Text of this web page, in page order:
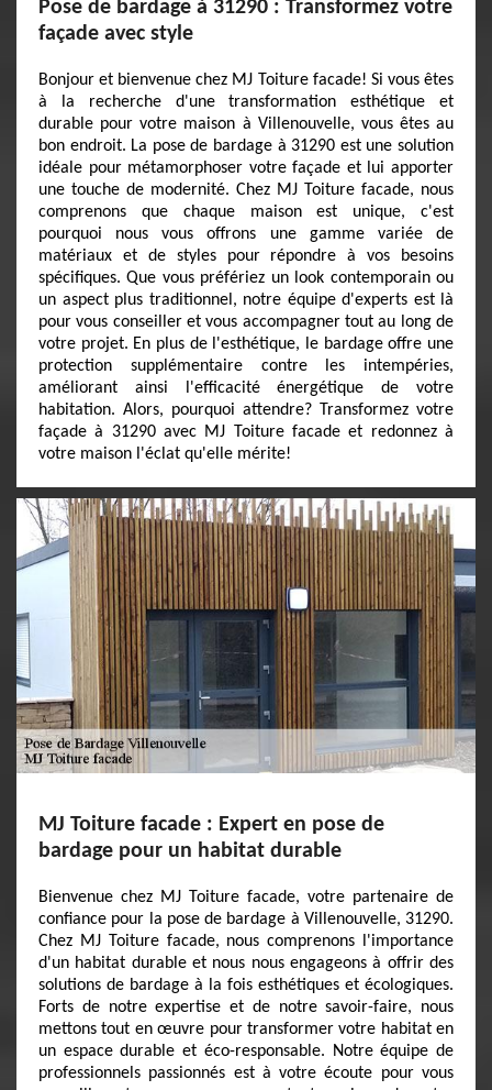
Pose de bardage à 31290 : Transformez votre
façade avec style
Bonjour et bienvenue chez MJ Toiture facade! Si vous êtes
à la recherche d'une transformation esthétique et
durable pour votre maison à Villenouvelle, vous êtes au
bon endroit. La pose de bardage à 31290 est une solution
idéale pour métamorphoser votre façade et lui apporter
une touche de modernité. Chez MJ Toiture facade, nous
comprenons que chaque maison est unique, c'est
pourquoi nous vous offrons une gamme variée de
matériaux et de styles pour répondre à vos besoins
spécifiques. Que vous préfériez un look contemporain ou
un aspect plus traditionnel, notre équipe d'experts est là
pour vous conseiller et vous accompagner tout au long de
votre projet. En plus de l'esthétique, le bardage offre une
protection supplémentaire contre les intempéries,
améliorant ainsi l'efficacité énergétique de votre
habitation. Alors, pourquoi attendre? Transformez votre
façade à 31290 avec MJ Toiture facade et redonnez à
votre maison l'éclat qu'elle mérite!
MJ Toiture facade : Expert en pose de
bardage pour un habitat durable
Bienvenue chez MJ Toiture facade, votre partenaire de
confiance pour la pose de bardage à Villenouvelle, 31290.
Chez MJ Toiture facade, nous comprenons l'importance
d'un habitat durable et nous nous engageons à offrir des
solutions de bardage à la fois esthétiques et écologiques.
Forts de notre expertise et de notre savoir-faire, nous
mettons tout en œuvre pour transformer votre habitat en
un espace durable et éco-responsable. Notre équipe de
professionnels passionnés est à votre écoute pour vous